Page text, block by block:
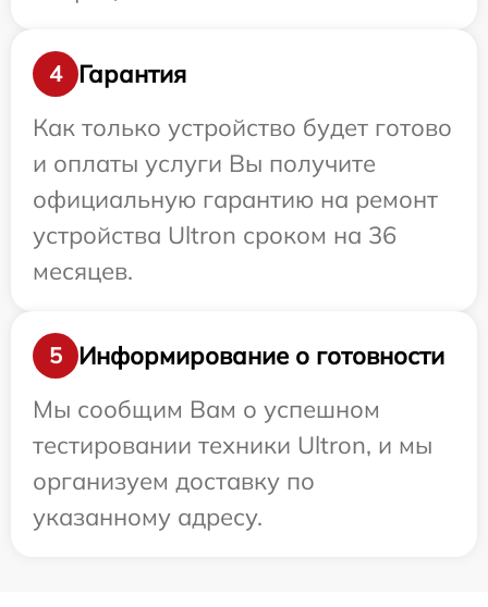
4
Гарантия
Как только устройство будет готово
и оплаты услуги Вы получите
официальную гарантию на ремонт
устройства Ultron сроком на 36
месяцев.
5
Информирование о готовности
Мы сообщим Вам о успешном
тестировании техники Ultron, и мы
организуем доставку по
указанному адресу.